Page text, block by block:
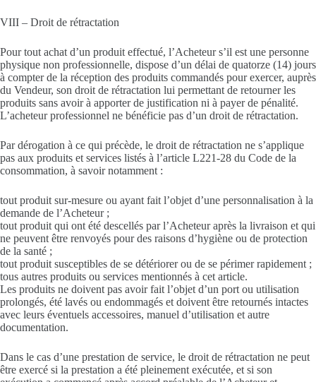
VIII – Droit de rétractation
Pour tout achat d’un produit effectué, l’Acheteur s’il est une personne
physique non professionnelle, dispose d’un délai de quatorze (14) jours
à compter de la réception des produits commandés pour exercer, auprès
du Vendeur, son droit de rétractation lui permettant de retourner les
produits sans avoir à apporter de justification ni à payer de pénalité.
L’acheteur professionnel ne bénéficie pas d’un droit de rétractation.
Par dérogation à ce qui précède, le droit de rétractation ne s’applique
pas aux produits et services listés à l’article L221-28 du Code de la
consommation, à savoir notamment :
tout produit sur-mesure ou ayant fait l’objet d’une personnalisation à la
demande de l’Acheteur ;
tout produit qui ont été descellés par l’Acheteur après la livraison et qui
ne peuvent être renvoyés pour des raisons d’hygiène ou de protection
de la santé ;
tout produit susceptibles de se détériorer ou de se périmer rapidement ;
tous autres produits ou services mentionnés à cet article.
Les produits ne doivent pas avoir fait l’objet d’un port ou utilisation
prolongés, été lavés ou endommagés et doivent être retournés intactes
avec leurs éventuels accessoires, manuel d’utilisation et autre
documentation.
Dans le cas d’une prestation de service, le droit de rétractation ne peut
être exercé si la prestation a été pleinement exécutée, et si son